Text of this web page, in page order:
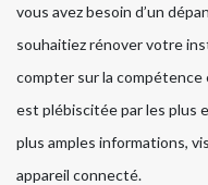
vous avez besoin d’un
souhaitiez rénover votre
compter sur la compétence
est plébiscitée par les plus
plus amples informations,
appareil connecté.